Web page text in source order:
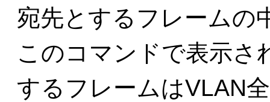
宛先とするフレームの
このコマンドで表示さ
するフレームはVLAN